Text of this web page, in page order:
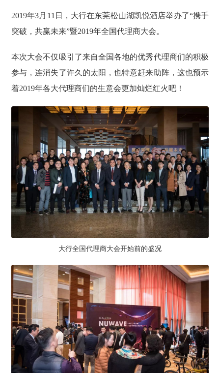
2019年3月11日，大行在东莞松山湖凯悦酒店举办了“携手
突破，共赢未来”暨2019年全国代理商大会。
本次大会不仅吸引了来自全国各地的优秀代理商们的积极
参与，连消失了许久的太阳，也特意赶来助阵，这也预示
着2019年各大代理商们的生意会更加灿烂红火吧！
大行全国代理商大会开始前的盛况